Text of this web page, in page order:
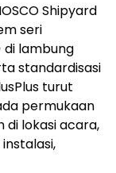
Shipyard
seri
di lambung
standardisasi
turut
permukaan
lokasi acara,